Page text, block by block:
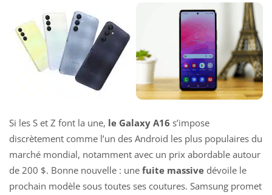
Si les S et Z font la une, le Galaxy A16 s’impose
discrètement comme l’un des Android les plus populaires du
marché mondial, notamment avec un prix abordable autour
de 200 $. Bonne nouvelle : une fuite massive dévoile le
prochain modèle sous toutes ses coutures. Samsung promet